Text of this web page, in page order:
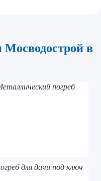
Мосводострой в